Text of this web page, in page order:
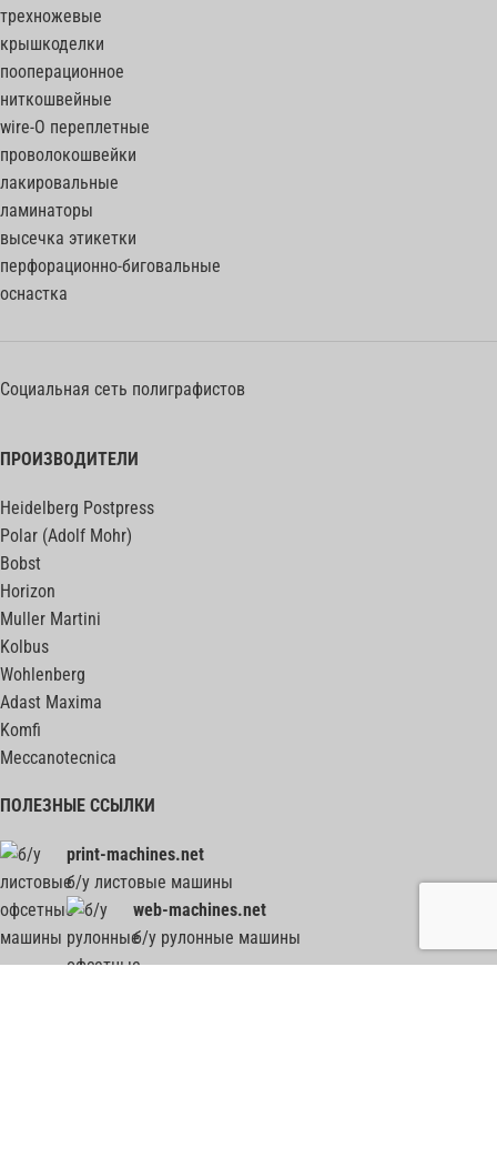
трехножевые
крышкоделки
пооперационное
ниткошвейные
wire-O переплетные
проволокошвейки
лакировальные
ламинаторы
высечка этикетки
перфорационно-биговальные
оснастка
Социальная сеть полиграфистов
ПРОИЗВОДИТЕЛИ
Heidelberg Postpress
Polar (Adolf Mohr)
Bobst
Horizon
Muller Martini
Kolbus
Wohlenberg
Adast Maxima
Komfi
Meccanotecnica
ПОЛЕЗНЫЕ ССЫЛКИ
print-machines.net
б/у листовые машины
web-machines.net
б/у рулонные машины